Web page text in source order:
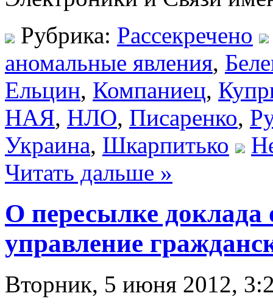
Рубрика: Рассекречено
аномальные явления,
Ельцин, Компаниец,
НАЯ, НЛО, Писаренко,
Украина, Шкарпитько
Читать дальше »
О пересылке
управление
Вторник, 5 июня 2012,